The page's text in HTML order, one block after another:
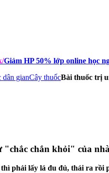
/Giảm HP 50% lớp online học
dân gianCây thuốcBài thuốc trị
"chắc chắn khỏi" của
phải lấy lá đu đủ, thái ra rồi